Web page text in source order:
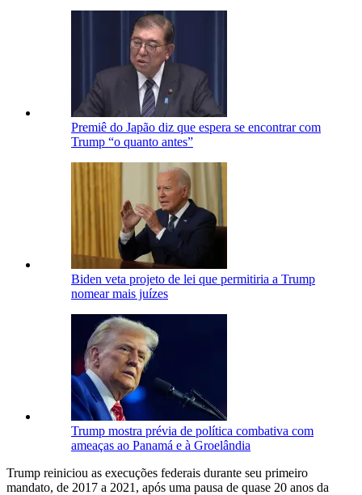
Premiê do Japão diz que espera se encontrar com
Trump “o quanto antes”
Biden veta projeto de lei que permitiria a Trump
nomear mais juízes
Trump mostra prévia de política combativa com
ameaças ao Panamá e à Groelândia
Trump reiniciou as execuções federais durante seu primeiro
mandato, de 2017 a 2021, após uma pausa de quase 20 anos da